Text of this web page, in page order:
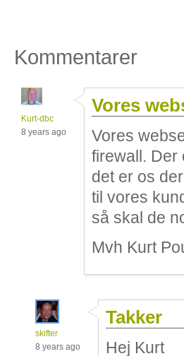
Kommentarer
Kurt-dbc
8 years ago
Vores
Vores
firewall. Der
det er os
til vores
så skal de
Mvh Kurt
skifter
8 years ago
Takker
Hej Kurt